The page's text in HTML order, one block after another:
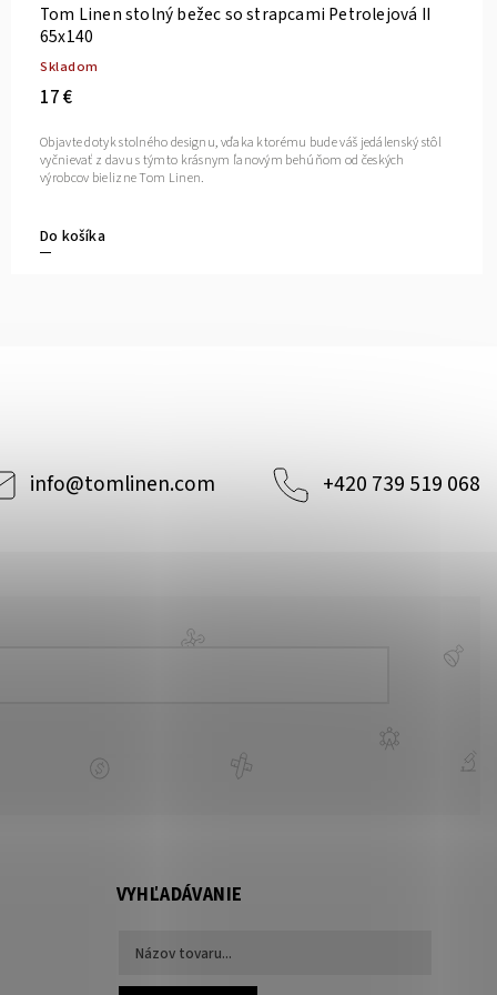
Tom Linen stolný bežec so strapcami Petrolejová II
65x140
Skladom
17 €
Do košíka
Objavte dotyk stolného designu, vďaka ktorému bude váš jedálenský stôl
vyčnievať z davu s týmto krásnym ľanovým behúňom od českých
výrobcov bielizne Tom Linen.
info@tomlinen.com +420 739 519 068
VYHĽADÁVANIE